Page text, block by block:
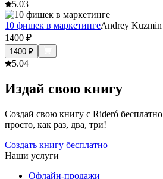
5.03
10 фишек в маркетингеAndrey Kuzmin
1400 ₽
1400 ₽
5.04
Издай свою книгу
Создай свою книгу с Rideró
просто, как раз, два, три!
Создать книгу бесплатно
Наши услуги
Офлайн-продажи